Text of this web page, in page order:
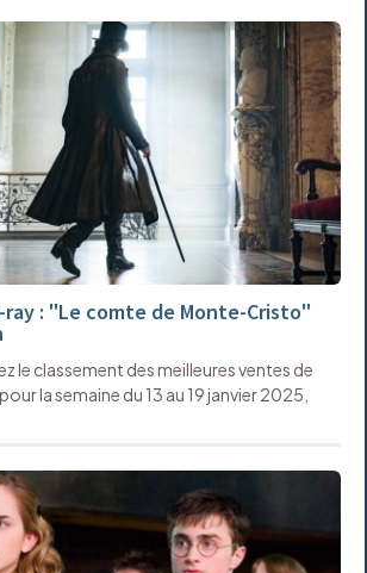
ray : "Le comte de Monte-Cristo"
le classement des meilleures ventes de
la semaine du 13 au 19 janvier 2025,